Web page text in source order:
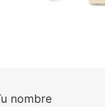
nombre